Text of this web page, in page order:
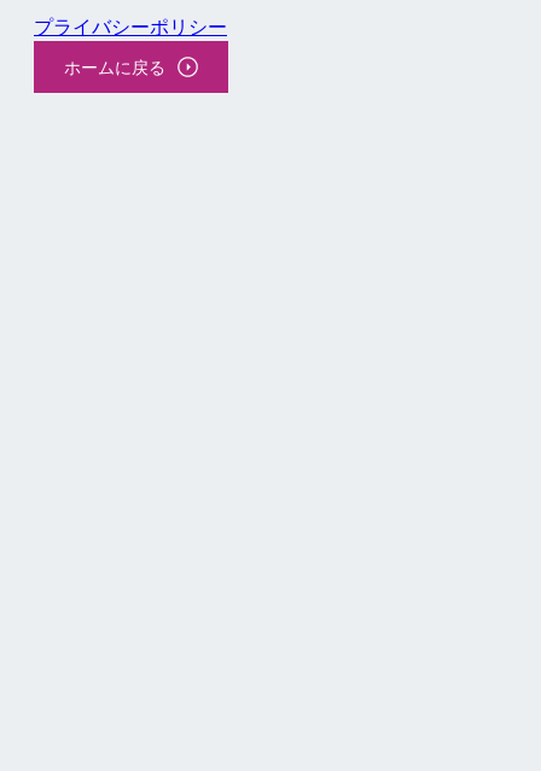
プライバシーポリシー
ホームに戻る